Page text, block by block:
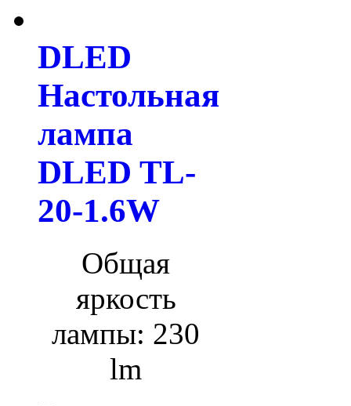
DLED
Настольная
лампа
DLED TL-
20-1.6W
Общая
яркость
лампы: 230
lm